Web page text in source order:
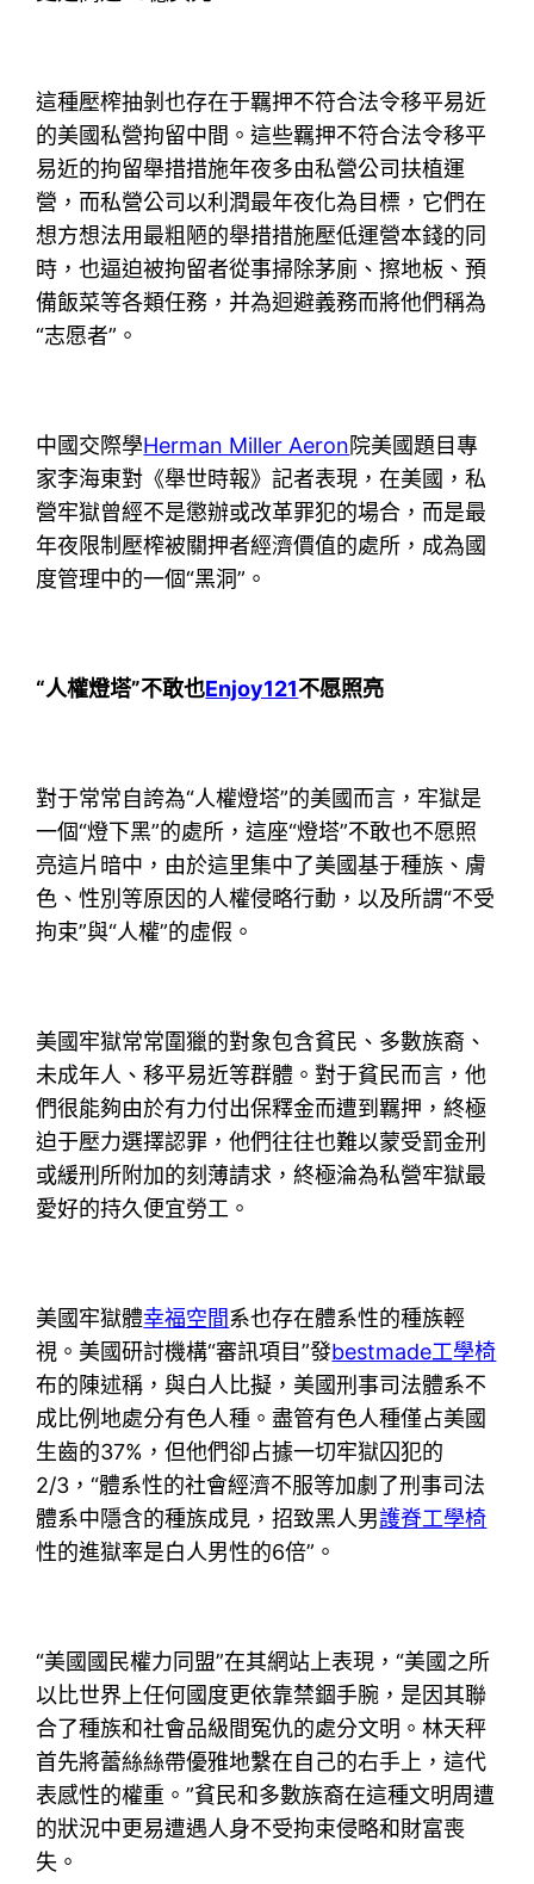
這種壓榨抽剝也存在于羈押不符合法令移平易近
的美國私營拘留中間。這些羈押不符合法令移平
易近的拘留舉措措施年夜多由私營公司扶植運
營，而私營公司以利潤最年夜化為目標，它們在
想方想法用最粗陋的舉措措施壓低運營本錢的同
時，也逼迫被拘留者從事掃除茅廁、擦地板、預
備飯菜等各類任務，并為迴避義務而將他們稱為
“志愿者”。
中國交際學Herman Miller Aeron院美國題目專
家李海東對《舉世時報》記者表現，在美國，私
營牢獄曾經不是懲辦或改革罪犯的場合，而是最
年夜限制壓榨被關押者經濟價值的處所，成為國
度管理中的一個“黑洞”。
“人權燈塔”不敢也Enjoy121不愿照亮
對于常常自誇為“人權燈塔”的美國而言，牢獄是
一個“燈下黑”的處所，這座“燈塔”不敢也不愿照
亮這片暗中，由於這里集中了美國基于種族、膚
色、性別等原因的人權侵略行動，以及所謂“不受
拘束”與“人權”的虛假。
美國牢獄常常圍獵的對象包含貧民、多數族裔、
未成年人、移平易近等群體。對于貧民而言，他
們很能夠由於有力付出保釋金而遭到羈押，終極
迫于壓力選擇認罪，他們往往也難以蒙受罰金刑
或緩刑所附加的刻薄請求，終極淪為私營牢獄最
愛好的持久便宜勞工。
美國牢獄體幸福空間系也存在體系性的種族輕
視。美國研討機構“審訊項目”發bestmade工學椅
布的陳述稱，與白人比擬，美國刑事司法體系不
成比例地處分有色人種。盡管有色人種僅占美國
生齒的37%，但他們卻占據一切牢獄囚犯的
2/3，“體系性的社會經濟不服等加劇了刑事司法
體系中隱含的種族成見，招致黑人男護脊工學椅
性的進獄率是白人男性的6倍”。
“美國國民權力同盟”在其網站上表現，“美國之所
以比世界上任何國度更依靠禁錮手腕，是因其聯
合了種族和社會品級間冤仇的處分文明。林天秤
首先將蕾絲絲帶優雅地繫在自己的右手上，這代
表感性的權重。”貧民和多數族裔在這種文明周遭
的狀況中更易遭遇人身不受拘束侵略和財富喪
失。